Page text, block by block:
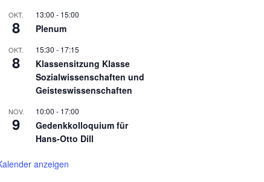
OKT.
8
13:00 - 15:00
Plenum
OKT.
8
15:30 - 17:15
Klassensitzung Klasse
Sozialwissenschaften und
Geisteswissenschaften
NOV.
9
10:00 - 17:00
Gedenkkolloquium für
Hans-Otto Dill
anzeigen